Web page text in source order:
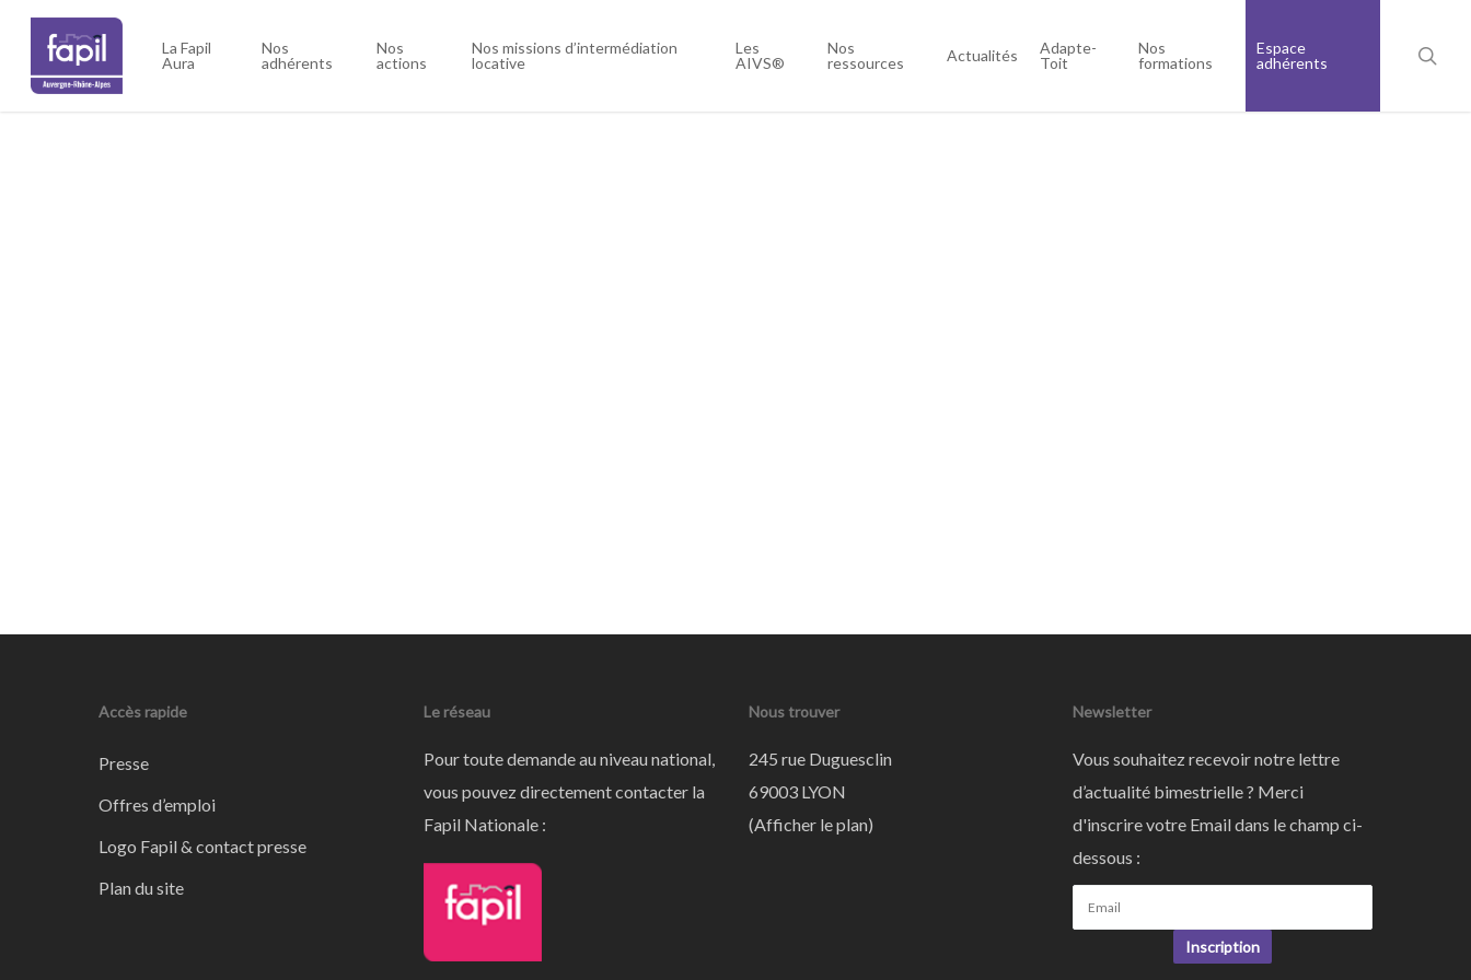
Skip
main
La Fapil
Aura
Nos
adhérents
Nos
actions
Nos missions d’intermédiation
locative
Les
AIVS®
Nos
ressources
Actualités
Adapte-
Toit
Nos
formations
Espace
adhérents
Accès rapide
Presse
Offres d’emploi
Logo Fapil & contact presse
Plan du site
Le réseau
Pour toute demande au niveau national,
vous pouvez directement contacter la
Fapil Nationale :
Nous trouver
245 rue Duguesclin
69003 LYON
(Afficher le plan)
Newsletter
Vous souhaitez recevoir notre lettre
d’actualité bimestrielle ? Merci
d'inscrire votre Email dans le champ ci-
dessous :
Inscription